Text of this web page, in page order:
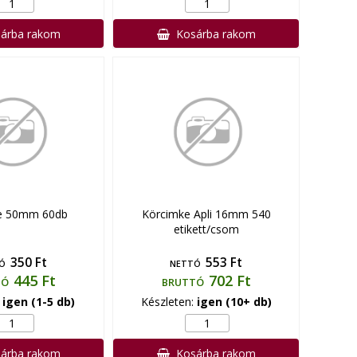
rakom Kosárba rakom
50mm 60db
350 Ft
445 Ft
igen (1-5 db)
rakom
Körcimke Apli 16mm 540
etikett/csom
NETTÓ 553 Ft
BRUTTÓ 702 Ft
Készleten: igen (10+ db)
Kosárba rakom